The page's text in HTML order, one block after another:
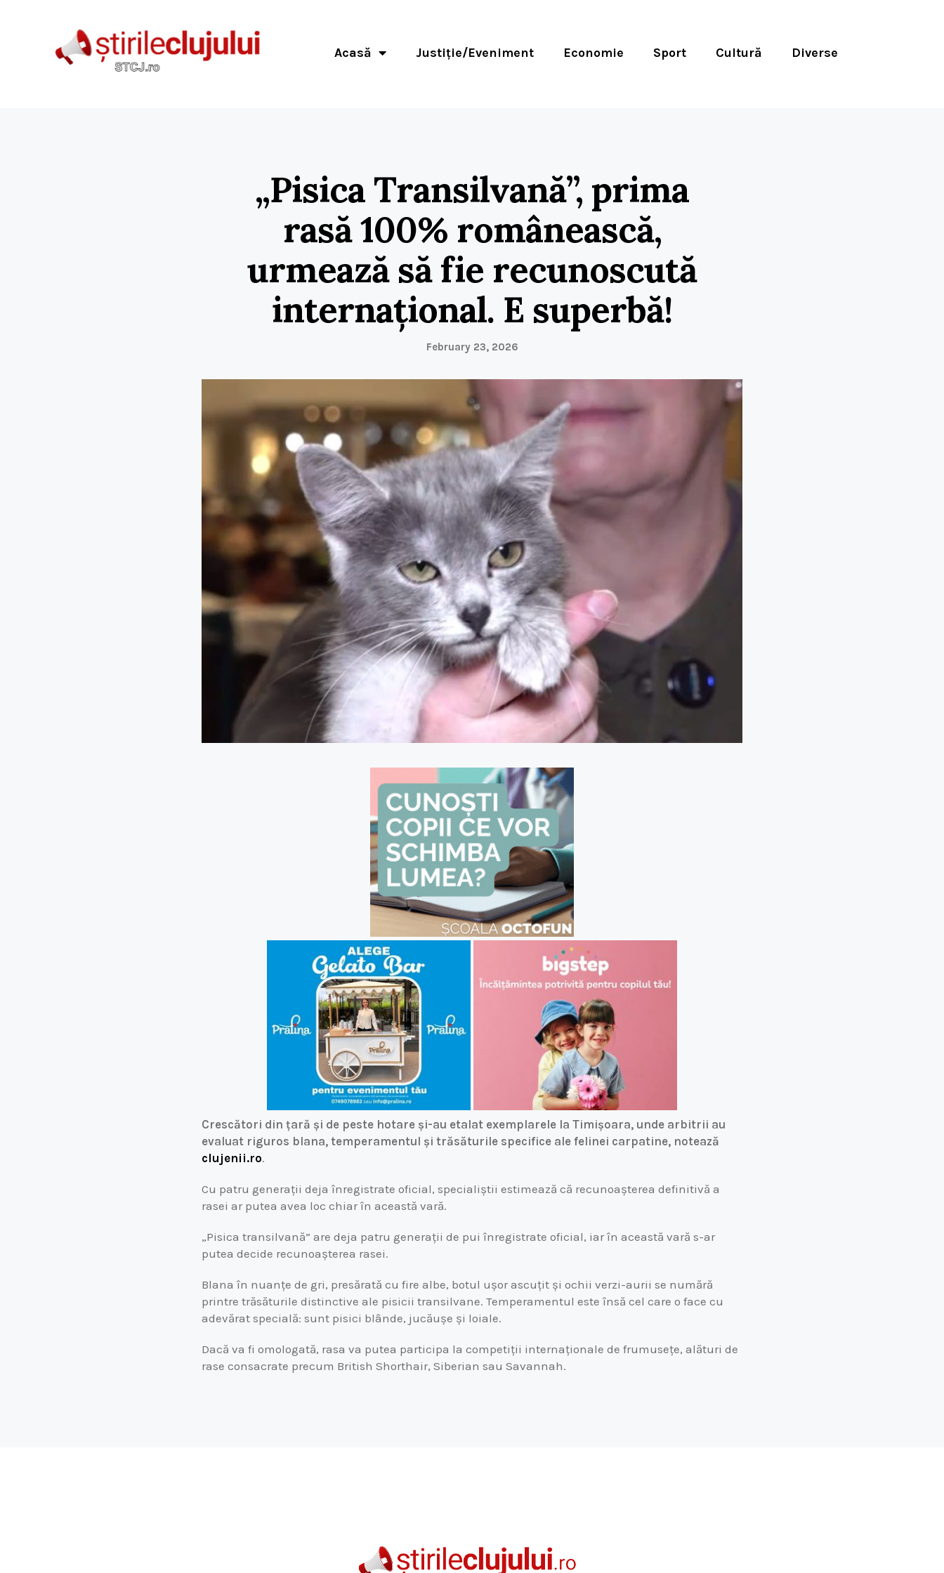
Acasă Justiție/Eveniment Economie Sport Cultură Diverse
„Pisica Transilvană”, prima
rasă 100% românească,
urmează să fie recunoscută
internațional. E superbă!
February 23, 2026
Crescători din țară și de peste hotare și-au etalat exemplarele la Timișoara, unde arbitrii au
evaluat riguros blana, temperamentul și trăsăturile specifice ale felinei carpatine, notează
clujenii.ro.
Cu patru generații deja înregistrate oficial, specialiștii estimează că recunoașterea definitivă a
rasei ar putea avea loc chiar în această vară.
„Pisica transilvană” are deja patru generații de pui înregistrate oficial, iar în această vară s-ar
putea decide recunoașterea rasei.
Blana în nuanțe de gri, presărată cu fire albe, botul ușor ascuțit și ochii verzi-aurii se numără
printre trăsăturile distinctive ale pisicii transilvane. Temperamentul este însă cel care o face cu
adevărat specială: sunt pisici blânde, jucăușe și loiale.
Dacă va fi omologată, rasa va putea participa la competiții internaționale de frumusețe, alături de
rase consacrate precum British Shorthair, Siberian sau Savannah.